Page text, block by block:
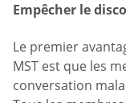
Empêcher le
Le premier
MST est que les
conversation